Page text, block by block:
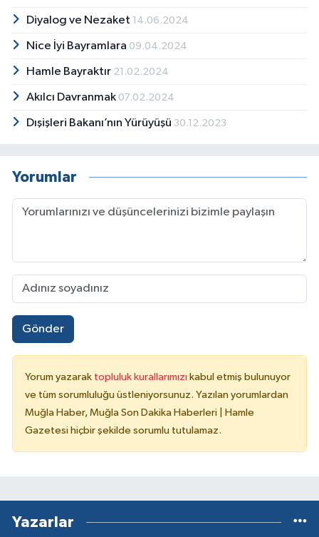
Diyalog ve Nezaket 14.06.2024
Nice İyi Bayramlara 09.04.2024
Hamle Bayraktır 21.02.2024
Akılcı Davranmak 07.02.2024
Dışişleri Bakanı’nın Yürüyüşü 30.12.2023
Yorumlar
Gönder
Yorum yazarak topluluk kurallarımızı kabul etmiş bulunuyor
ve tüm sorumluluğu üstleniyorsunuz. Yazılan yorumlardan
Muğla Haber, Muğla Son Dakika Haberleri | Hamle
Gazetesi hiçbir şekilde sorumlu tutulamaz.
Yazarlar